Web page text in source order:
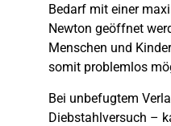
Bedarf mit einer
Newton geöffnet
Menschen und
somit problemlos
Bei unbefugtem
Diebstahlversuch –